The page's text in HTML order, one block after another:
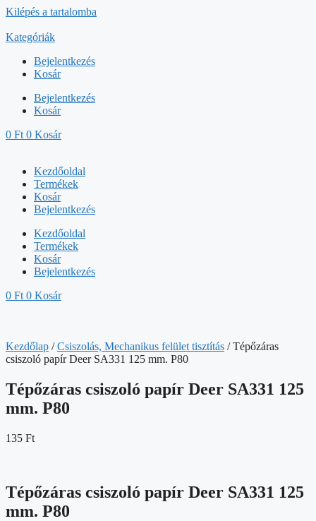
Kilépés a tartalomba
Kategóriák
Bejelentkezés
Kosár
Bejelentkezés
Kosár
0 Ft 0 Kosár
Kezdőoldal
Termékek
Kosár
Bejelentkezés
Kezdőoldal
Termékek
Kosár
Bejelentkezés
0 Ft 0 Kosár
Kezdőlap /Csiszolás, Mechanikus felület tisztítás / Tépőzáras
csiszoló papír Deer SA331 125 mm. P80
Tépőzáras csiszoló papír Deer SA331 125
mm. P80
135 Ft
Tépőzáras csiszoló papír Deer SA331 125
mm. P80